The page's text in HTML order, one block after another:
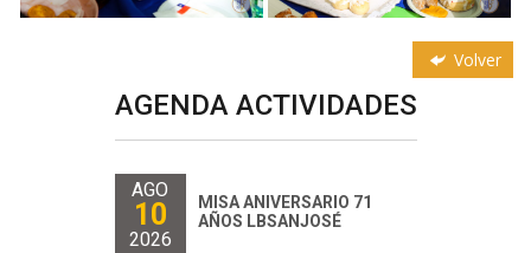
Volver
AGENDA ACTIVIDADES
AGO
10
2026
MISA ANIVERSARIO 71
AÑOS LBSANJOSÉ